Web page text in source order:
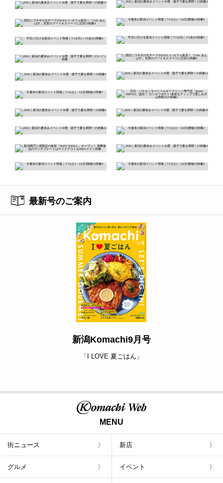
最新号のご案内
新潟Komachi9月号
「I LOVE 夏ごはん」
MENU
街ニュース 新店
グルメ イベント